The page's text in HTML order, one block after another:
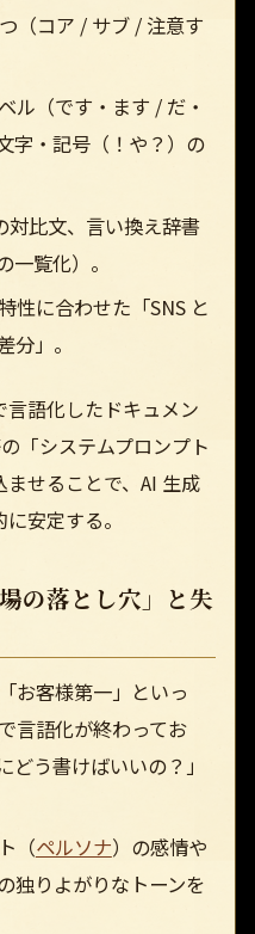
（コア / サブ / 注意す
ル（です・ます / だ・
字・記号（！や？）の
対比文、言い換え辞書
一覧化）。
性に合わせた「SNS と
分」。
語化したドキュメン
「システムプロンプト
ませることで、AI 生成
安定する。
の落とし穴」と失
お客様第一」といっ
言語化が終わってお
どう書けばいいの？」
（ペルソナ）の感情や
独りよがりなトーンを